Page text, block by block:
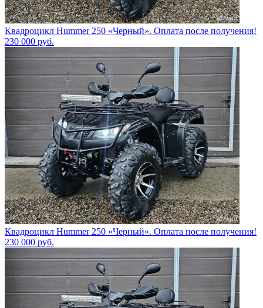
Квадроцикл Hummer 250 «Черный». Оплата после получения!
230 000 руб.
Квадроцикл Hummer 250 «Черный». Оплата после получения!
230 000 руб.